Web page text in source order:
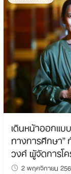
เดินหน้าออกแบ
ทางการศึกษา
วงศ์ ผู้จัดกา
2 พฤศจิกายน